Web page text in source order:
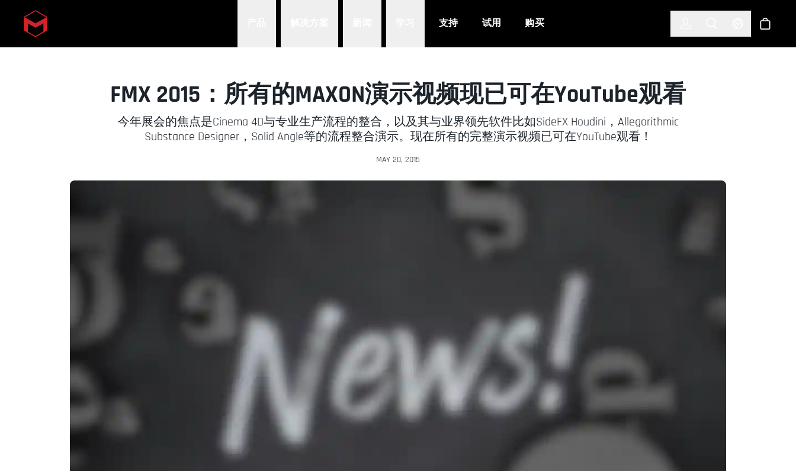
Skip to main content 支持 试用 购买 Select 商店
FMX 2015：所有的MAXON演示视频现已可在YouTube观看
今年展会的焦点是Cinema 4D与专业生产流程的整合，以及其与业界领先软件比如SideFX Houdini，Allegorithmic
Substance Designer，Solid Angle等的流程整合演示。现在所有的完整演示视频已可在YouTube观看！
MAY 20, 2015